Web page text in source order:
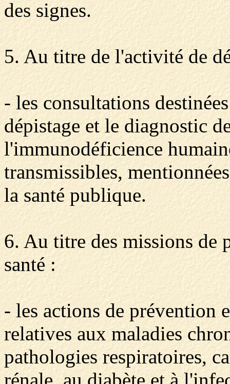
des signes.
5. Au titre de l'activité de
- les consultations
dépistage et le diagnostic
l'immunodéficience
transmissibles,
la santé publique.
6. Au titre des missions de
santé :
- les actions de prévention
relatives aux maladies
pathologies respiratoires,